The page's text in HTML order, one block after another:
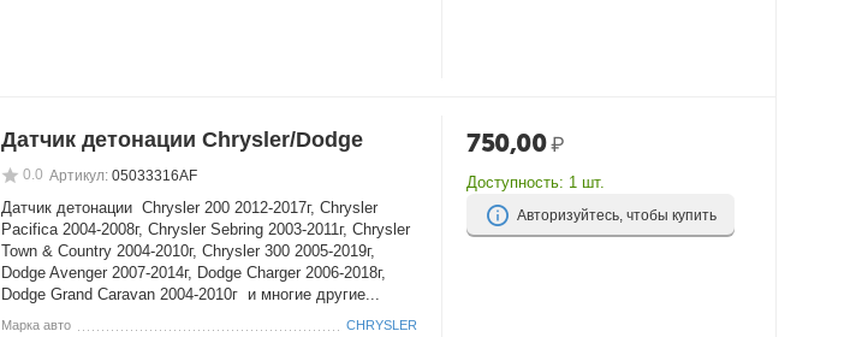
Датчик детонации Chrysler/Dodge
0.0 Артикул: 05033316AF
Датчик детонации Chrysler 200 2012-2017г, Chrysler
Pacifica 2004-2008г, Chrysler Sebring 2003-2011г, Chrysler
Town & Country 2004-2010г, Chrysler 300 2005-2019г,
Dodge Avenger 2007-2014г, Dodge Charger 2006-2018г,
Dodge Grand Caravan 2004-2010г и многие другие...
Марка авто
CHRYSLER
750,00 ₽
Доступность: 1 шт.
Авторизуйтесь, чтобы купить